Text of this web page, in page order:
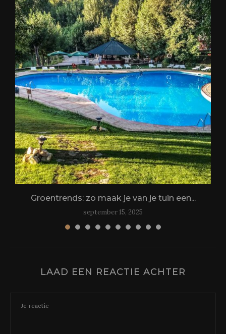
Groentrends: zo maak je van je tuin een...
september 15, 2025
LAAD EEN REACTIE ACHTER